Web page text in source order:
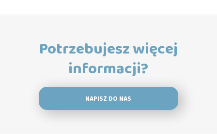
Potrzebujesz więcej
informacji?
NAPISZ DO NAS